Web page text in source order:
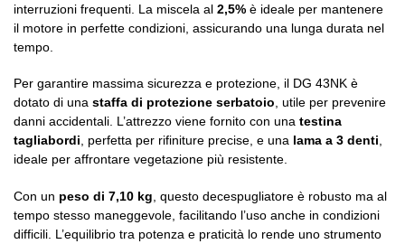
interruzioni frequenti. La miscela al 2,5% è ideale per mantenere
il motore in perfette condizioni, assicurando una lunga durata nel
tempo.
Per garantire massima sicurezza e protezione, il DG 43NK è
dotato di una staffa di protezione serbatoio , utile per prevenire
danni accidentali. L’attrezzo viene fornito con una testina
tagliabordi , perfetta per rifiniture precise, e una lama a 3 denti
ideale per affrontare vegetazione più resistente.
Con un peso di 7,10 kg , questo decespugliatore è robusto ma al
tempo stesso maneggevole, facilitando l’uso anche in condizioni
difficili. L’equilibrio tra potenza e praticità lo rende uno strumento